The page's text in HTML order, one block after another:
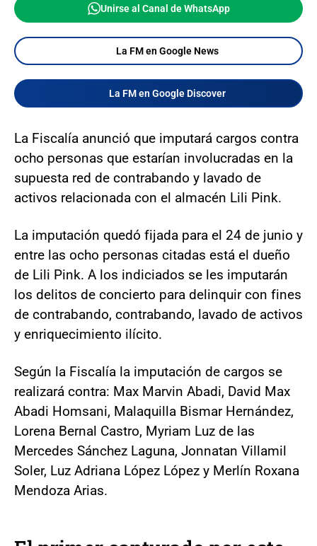
Unirse al Canal de WhatsApp
La FM en Google News
La FM en Google Discover
La Fiscalía anunció que imputará cargos contra
ocho personas que estarían involucradas en la
supuesta red de contrabando y lavado de
activos relacionada con el almacén Lili Pink.
La imputación quedó fijada para el 24 de junio y
entre las ocho personas citadas está el dueño
de Lili Pink. A los indiciados se les imputarán
los delitos de concierto para delinquir con fines
de contrabando, contrabando, lavado de activos
y enriquecimiento ilícito.
Según la Fiscalía la imputación de cargos se
realizará contra: Max Marvin Abadi, David Max
Abadi Homsani, Malaquilla Bismar Hernández,
Lorena Bernal Castro, Myriam Luz de las
Mercedes Sánchez Laguna, Jonnatan Villamil
Soler, Luz Adriana López López y Merlín Roxana
Mendoza Arias.